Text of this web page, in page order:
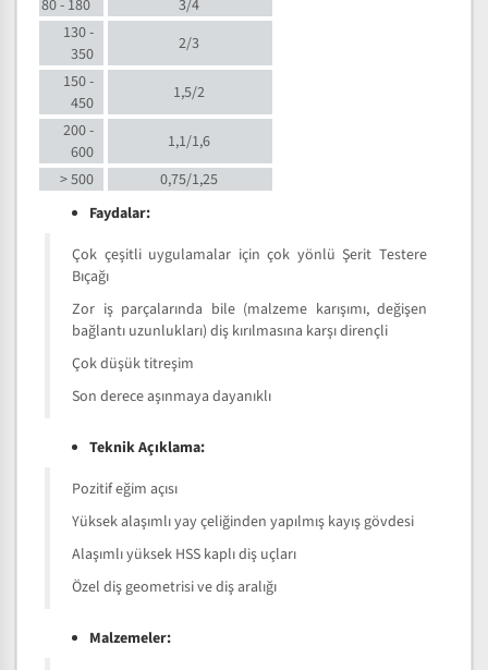
80 - 180
3/4
130 -
350
2/3
150 -
450
1,5/2
200 -
600
1,1/1,6
> 500
0,75/1,25
Faydalar:
Çok çeşitli uygulamalar için çok yönlü Şerit Testere
Bıçağı
Zor iş parçalarında bile (malzeme karışımı, değişen
bağlantı uzunlukları) diş kırılmasına karşı dirençli
Çok düşük titreşim
Son derece aşınmaya dayanıklı
Teknik Açıklama:
Pozitif eğim açısı
Yüksek alaşımlı yay çeliğinden yapılmış kayış gövdesi
Alaşımlı yüksek HSS kaplı diş uçları
Özel diş geometrisi ve diş aralığı
Malzemeler: